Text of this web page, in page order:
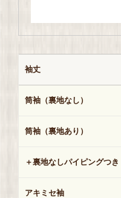
袖丈
筒袖（裏地なし）
筒袖（裏地あり）
＋裏地なしパイピングつき
アキミセ袖